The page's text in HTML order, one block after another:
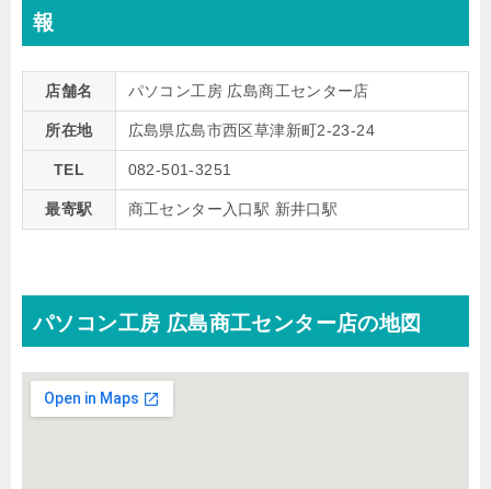
報
店舗名 パソコン工房 広島商工センター店
所在地 広島県広島市西区草津新町2-23-24
TEL 082-501-3251
最寄駅 商工センター入口駅 新井口駅
パソコン工房 広島商工センター店の地図